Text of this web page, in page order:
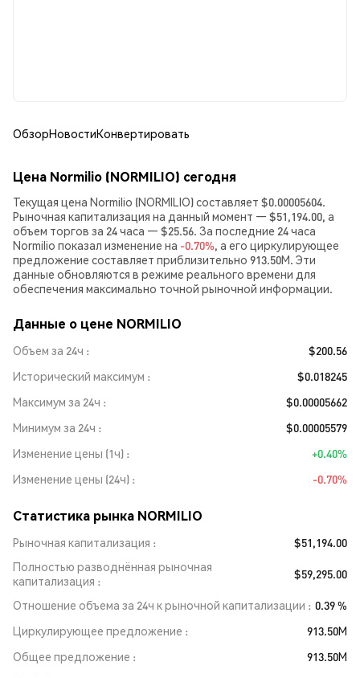
ОбзорНовостиКонвертировать
Цена Normilio (NORMILIO) сегодня
Текущая цена Normilio (NORMILIO) составляет $0.00005604.
Рыночная капитализация на данный момент — $51,194.00, а
объем торгов за 24 часа — $25.56. За последние 24 часа
Normilio показал изменение на -0.70%, а его циркулирующее
предложение составляет приблизительно 913.50M. Эти
данные обновляются в режиме реального времени для
обеспечения максимально точной рыночной информации.
Данные о цене NORMILIO
Объем за 24ч
$200.56
Исторический максимум
$0.018245
Максимум за 24ч
$0.00005662
Минимум за 24ч
$0.00005579
Изменение цены (1ч)
+0.40%
Изменение цены (24ч)
-0.70%
Статистика рынка NORMILIO
Рыночная капитализация
$51,194.00
Полностью разводнённая рыночная
капитализация
$59,295.00
Отношение объема за 24ч к рыночной капитализации
0.39 %
Циркулирующее предложение
913.50M
Общее предложение
913.50M